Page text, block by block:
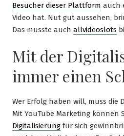
Besucher dieser Plattform auch
Video hat. Nut gut aussehen,
Das musste auch allvideoslots
Mit der
immer einen
Wer Erfolg haben will, muss die
Mit YouTube Marketing können
Digitalisierung für sich